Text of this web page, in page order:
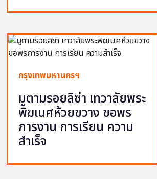
กรุงเทพมหานครฯ
มูตามรอยลิซ่า เทวาลัยพระ
พิฆเนศห้วยขวาง ขอพร
การงาน การเรียน ความ
สำเร็จ